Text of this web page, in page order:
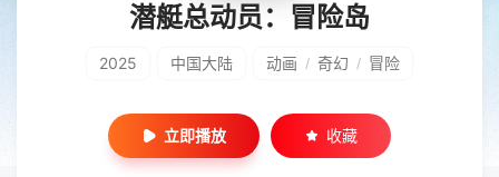
潜艇总动员：冒险岛
2025 中国大陆 动画 / 奇幻 / 冒险
立即播放 收藏